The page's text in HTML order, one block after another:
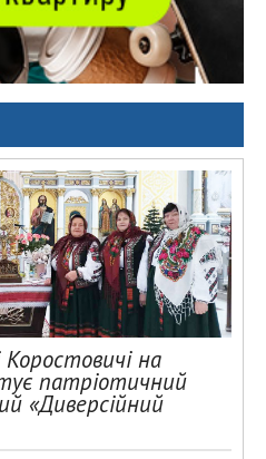
Коростовичі на
патріотичний
«Диверсійний